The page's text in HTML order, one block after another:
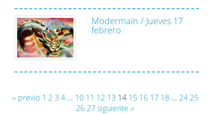
Modermain / Jueves 17
febrero
‹‹ previo 1 2 3 4... 10 11 12 13 14 15 16 17 18... 24 25
26 27siguiente ››